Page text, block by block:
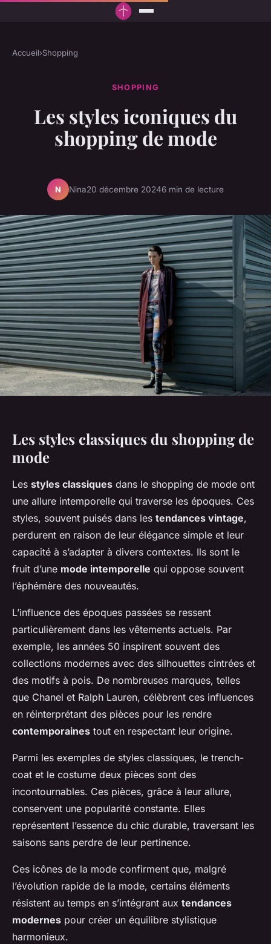
Accueil›Shopping
SHOPPING
Les styles iconiques du
shopping de mode
N Nina20 décembre 20246 min de lecture
Les styles classiques du shopping de
mode
Les styles classiques dans le shopping de mode ont
une allure intemporelle qui traverse les époques. Ces
styles, souvent puisés dans les tendances vintage,
perdurent en raison de leur élégance simple et leur
capacité à s’adapter à divers contextes. Ils sont le
fruit d’une mode intemporelle qui oppose souvent
l’éphémère des nouveautés.
L’influence des époques passées se ressent
particulièrement dans les vêtements actuels. Par
exemple, les années 50 inspirent souvent des
collections modernes avec des silhouettes cintrées et
des motifs à pois. De nombreuses marques, telles
que Chanel et Ralph Lauren, célèbrent ces influences
en réinterprétant des pièces pour les rendre
contemporaines tout en respectant leur origine.
Parmi les exemples de styles classiques, le trench-
coat et le costume deux pièces sont des
incontournables. Ces pièces, grâce à leur allure,
conservent une popularité constante. Elles
représentent l’essence du chic durable, traversant les
saisons sans perdre de leur pertinence.
Ces icônes de la mode confirment que, malgré
l’évolution rapide de la mode, certains éléments
résistent au temps en s’intégrant aux tendances
modernes pour créer un équilibre stylistique
harmonieux.